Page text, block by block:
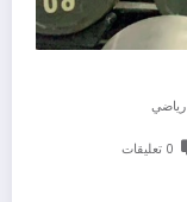
0 تعليقات